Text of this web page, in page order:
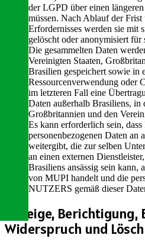
der LGPD über einen
müssen. Nach Ablauf der Frist
Erfordernisses werden sie mit
gelöscht oder anonymisiert
Die gesammelten Daten
Vereinigten Staaten,
Brasilien gespeichert sowie in
Ressourcenverwendung oder
im letzteren Fall eine
Daten außerhalb Brasiliens, in
Großbritannien und den
Es kann erforderlich sein,
personenbezogenen Daten an
weitergibt, die zur selben
an einen externen
Brasiliens ansässig sein kann,
von MUPI handelt und die
NUTZERS gemäß dieser
Anzeige,
Widerspruch und